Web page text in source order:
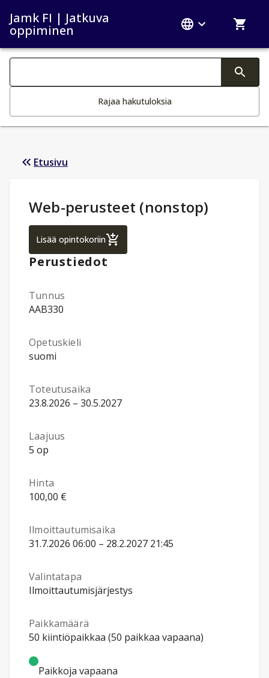
Jamk FI | Jatkuva
oppiminen
Haku kategoriat
Rajaa hakutuloksia
Etusivu
Opintotiedot:
Web-perusteet (nonstop)
Lisää opintokoriinWeb-perusteet (nonstop)
Perustiedot
Tunnus
AAB330
Opetuskieli
suomi
Toteutusaika
23.8.2026 – 30.5.2027
Laajuus
5 op
Hinta
100,00 €
Ilmoittautumisaika
31.7.2026 06:00 – 28.2.2027 21:45
Valintatapa
Ilmoittautumisjärjestys
Paikkamäärä
50 kiintiöpaikkaa (50 paikkaa vapaana)
Paikkoja vapaana